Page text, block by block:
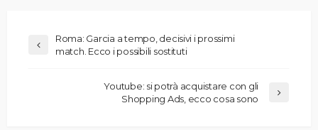
Roma: Garcia a tempo, decisivi i prossimi
match. Ecco i possibili sostituti
Youtube: si potrà acquistare con gli
Shopping Ads, ecco cosa sono